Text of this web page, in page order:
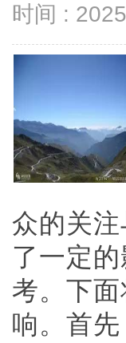
时间 :
众的关
了一定
考。下
响。首